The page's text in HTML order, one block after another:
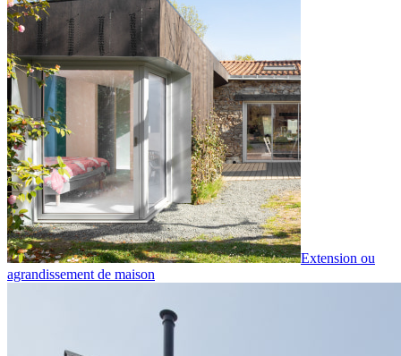
Extension ou
agrandissement de maison